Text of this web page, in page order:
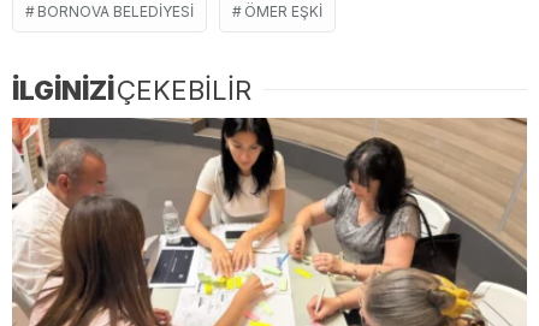
BORNOVA BELEDIYESI ÖMER EŞKI
İLGİNİZİÇEKEBİLİR